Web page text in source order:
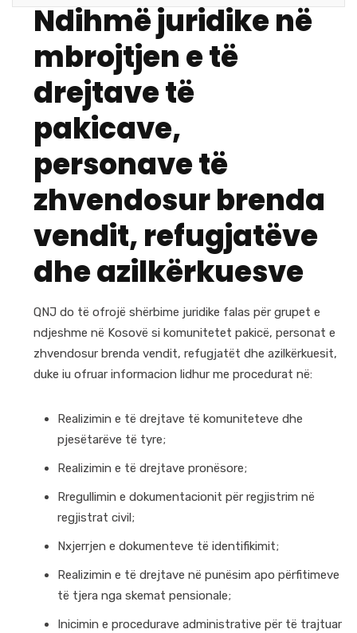
Ndihmë juridike në
mbrojtjen e të
drejtave të
pakicave,
personave të
zhvendosur brenda
vendit, refugjatëve
dhe azilkërkuesve
QNJ do të ofrojë shërbime juridike falas për grupet e
ndjeshme në Kosovë si komunitetet pakicë, personat e
zhvendosur brenda vendit, refugjatët dhe azilkërkuesit,
duke iu ofruar informacion lidhur me procedurat në:
Realizimin e të drejtave të komuniteteve dhe
pjesëtarëve të tyre;
Realizimin e të drejtave pronësore;
Rregullimin e dokumentacionit për regjistrim në
regjistrat civil;
Nxjerrjen e dokumenteve të identifikimit;
Realizimin e të drejtave në punësim apo përfitimeve
të tjera nga skemat pensionale;
Inicimin e procedurave administrative për të trajtuar